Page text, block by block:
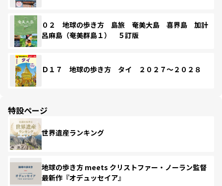
０２ 地球の歩き方 島旅 奄美大島 喜界島 加計
呂麻島（奄美群島１） ５訂版
Ｄ１７ 地球の歩き方 タイ ２０２７～２０２８
特設ページ
世界遺産ランキング
地球の歩き方 meets クリストファー・ノーラン監督
最新作『オデュッセイア』